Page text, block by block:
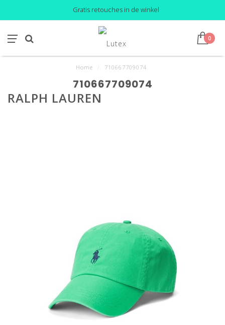
Gratis retouches in de winkel
0
Home 710667709074
710667709074
RALPH LAUREN